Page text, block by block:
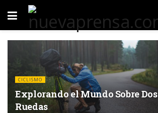
CICLISMO
Explorando el Mundo Sobre Dos
Ruedas